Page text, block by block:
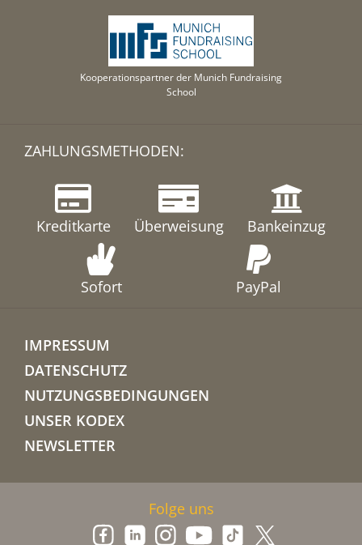
Kooperationspartner der Munich Fundraising
School
ZAHLUNGSMETHODEN:
Kreditkarte Überweisung Bankeinzug
Sofort PayPal
IMPRESSUM
DATENSCHUTZ
NUTZUNGSBEDINGUNGEN
UNSER KODEX
NEWSLETTER
Folge uns